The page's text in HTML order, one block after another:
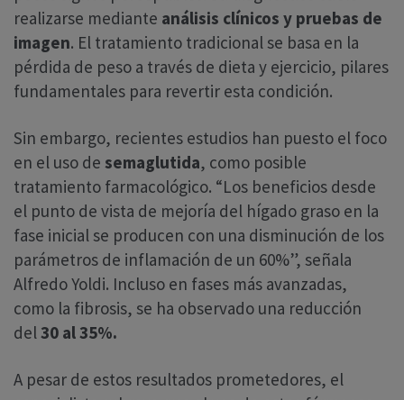
realizarse mediante análisis clínicos y pruebas de
imagen. El tratamiento tradicional se basa en la
pérdida de peso a través de dieta y ejercicio, pilares
fundamentales para revertir esta condición.
Sin embargo, recientes estudios han puesto el foco
en el uso de semaglutida, como posible
tratamiento farmacológico. “Los beneficios desde
el punto de vista de mejoría del hígado graso en la
fase inicial se producen con una disminución de los
parámetros de inflamación de un 60%”, señala
Alfredo Yoldi. Incluso en fases más avanzadas,
como la fibrosis, se ha observado una reducción
del30 al 35%.
A pesar de estos resultados prometedores, el